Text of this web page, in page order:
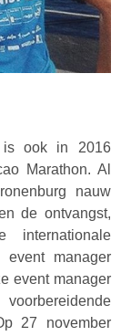
is ook in 2016
Marathon. Al
nauw
de ontvangst,
event manager
event manager
27 november